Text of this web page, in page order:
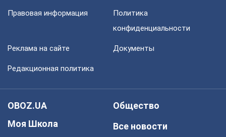
Правовая информация
Политика
конфиденциальности
Реклама на сайте Документы
Редакционная политика
OBOZ.UA
Моя Школа
Общество
Все новости